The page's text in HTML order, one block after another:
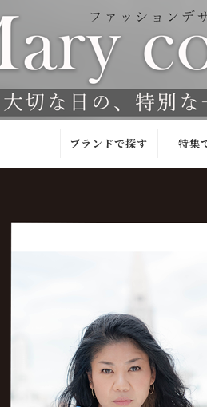
ブランドで探す
JAPAN
YUMA
KOSHINO
小篠ゆま
ESCOMUL
特集
洗える
フォ
日